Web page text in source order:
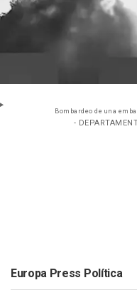
Bombardeo de una
-
Europa Press Política